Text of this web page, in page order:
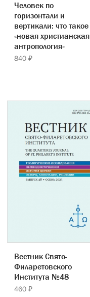
Человек по
горизонтали и
вертикали: что такое
«новая христианская
антропология»
840 ₽
Вестник Свято-
Филаретовского
Института №48
460 ₽